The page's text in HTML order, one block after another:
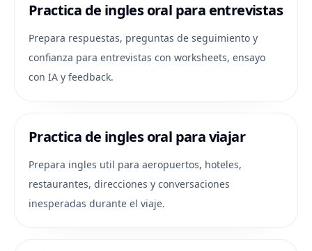
Practica de ingles oral para entrevistas
Prepara respuestas, preguntas de seguimiento y
confianza para entrevistas con worksheets, ensayo
con IA y feedback.
Practica de ingles oral para viajar
Prepara ingles util para aeropuertos, hoteles,
restaurantes, direcciones y conversaciones
inesperadas durante el viaje.